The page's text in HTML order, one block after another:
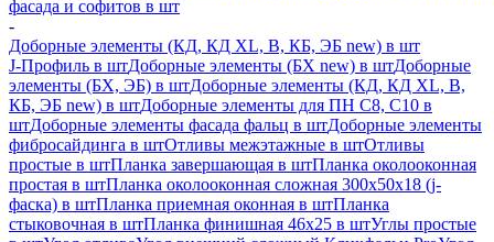
фасада и софитов в шт
-
Доборные элементы (КД, КД XL, В, КБ, ЭБ new) в шт
J-Профиль в штДоборные элементы (БХ new) в штДоборные
элементы (БХ, ЭБ) в штДоборные элементы (КД, КД XL, В,
КБ, ЭБ new) в штДоборные элементы для ПН С8, С10 в
штДоборные элементы фасада фальц в штДоборные элементы
фибросайдинга в штОтливы межэтажные в штОтливы
простые в штПланка завершающая в штПланка околооконная
простая в штПланка околооконная сложная 300х50х18 (j-
фаска) в штПланка приемная оконная в штПланка
стыковочная в штПланка финишная 46х25 в штУглы простые